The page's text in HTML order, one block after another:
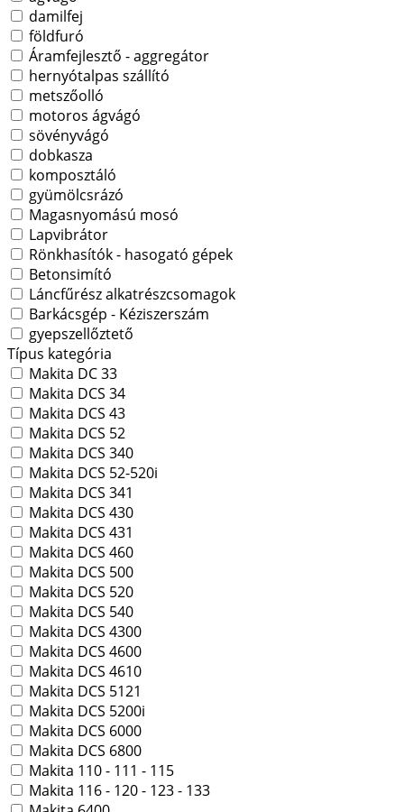
damilfej
földfuró
Áramfejlesztő - aggregátor
hernyótalpas szállító
metszőolló
motoros ágvágó
sövényvágó
dobkasza
komposztáló
gyümölcsrázó
Magasnyomású mosó
Lapvibrátor
Rönkhasítók - hasogató gépek
Betonsimító
Láncfűrész alkatrészcsomagok
Barkácsgép - Kéziszerszám
gyepszellőztető
Típus kategória
Makita DC 33
Makita DCS 34
Makita DCS 43
Makita DCS 52
Makita DCS 340
Makita DCS 52-520i
Makita DCS 341
Makita DCS 430
Makita DCS 431
Makita DCS 460
Makita DCS 500
Makita DCS 520
Makita DCS 540
Makita DCS 4300
Makita DCS 4600
Makita DCS 4610
Makita DCS 5121
Makita DCS 5200i
Makita DCS 6000
Makita DCS 6800
Makita 110 - 111 - 115
Makita 116 - 120 - 123 - 133